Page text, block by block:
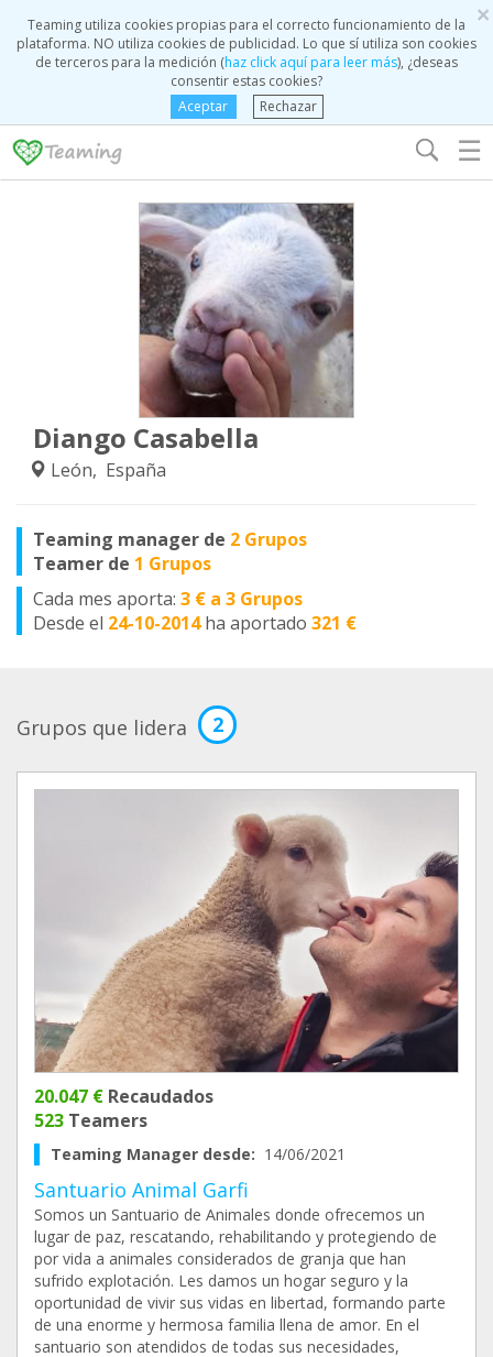
×
Teaming utiliza cookies propias para el correcto funcionamiento de la
plataforma. NO utiliza cookies de publicidad. Lo que sí utiliza son cookies
de terceros para la medición (haz click aquí para leer más), ¿deseas
consentir estas cookies?
Aceptar
Rechazar
☰
Diango Casabella
León, España
Teaming manager de 2 Grupos
Teamer de 1 Grupos
Cada mes aporta: 3 € a 3 Grupos
Desde el 24-10-2014 ha aportado 321 €
Grupos que lidera 2
20.047 € Recaudados
523 Teamers
Teaming Manager desde: 14/06/2021
Santuario Animal Garfi
Somos un Santuario de Animales donde ofrecemos un
lugar de paz, rescatando, rehabilitando y protegiendo de
por vida a animales considerados de granja que han
sufrido explotación. Les damos un hogar seguro y la
oportunidad de vivir sus vidas en libertad, formando parte
de una enorme y hermosa familia llena de amor. En el
santuario son atendidos de todas sus necesidades,